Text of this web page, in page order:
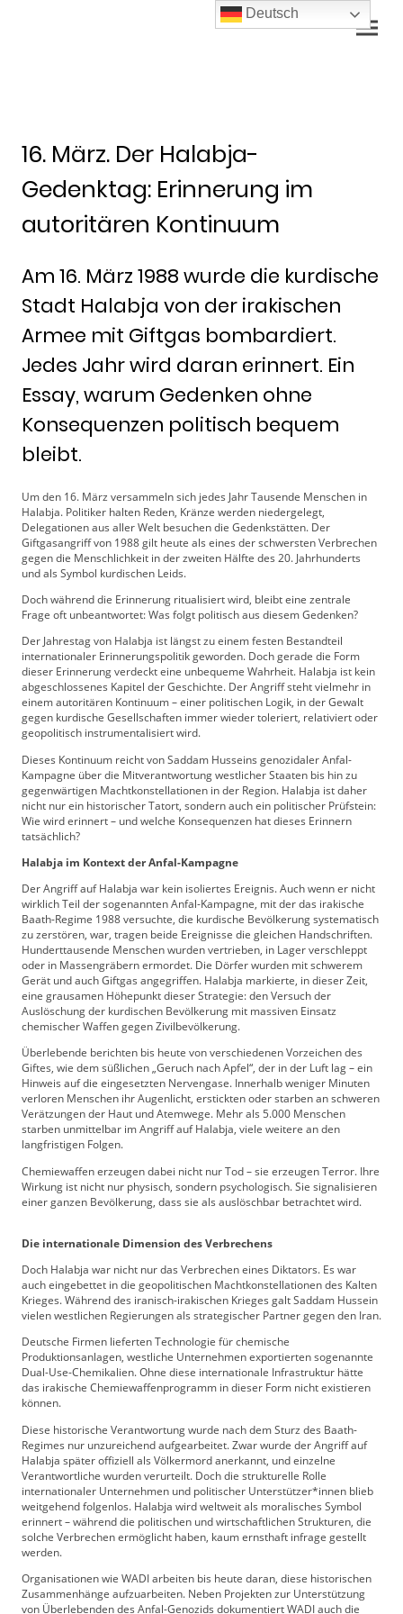
16. März. Der Halabja-
Gedenktag: Erinnerung im
autoritären Kontinuum
Am 16. März 1988 wurde die kurdische
Stadt Halabja von der irakischen
Armee mit Giftgas bombardiert.
Jedes Jahr wird daran erinnert. Ein
Essay, warum Gedenken ohne
Konsequenzen politisch bequem
bleibt.
Um den 16. März versammeln sich jedes Jahr Tausende Menschen in
Halabja. Politiker halten Reden, Kränze werden niedergelegt,
Delegationen aus aller Welt besuchen die Gedenkstätten. Der
Giftgasangriff von 1988 gilt heute als eines der schwersten Verbrechen
gegen die Menschlichkeit in der zweiten Hälfte des 20. Jahrhunderts
und als Symbol kurdischen Leids.
Doch während die Erinnerung ritualisiert wird, bleibt eine zentrale
Frage oft unbeantwortet: Was folgt politisch aus diesem Gedenken?
Der Jahrestag von Halabja ist längst zu einem festen Bestandteil
internationaler Erinnerungspolitik geworden. Doch gerade die Form
dieser Erinnerung verdeckt eine unbequeme Wahrheit. Halabja ist kein
abgeschlossenes Kapitel der Geschichte. Der Angriff steht vielmehr in
einem autoritären Kontinuum – einer politischen Logik, in der Gewalt
gegen kurdische Gesellschaften immer wieder toleriert, relativiert oder
geopolitisch instrumentalisiert wird.
Dieses Kontinuum reicht von Saddam Husseins genozidaler Anfal-
Kampagne über die Mitverantwortung westlicher Staaten bis hin zu
gegenwärtigen Machtkonstellationen in der Region. Halabja ist daher
nicht nur ein historischer Tatort, sondern auch ein politischer Prüfstein:
Wie wird erinnert – und welche Konsequenzen hat dieses Erinnern
tatsächlich?
Halabja im Kontext der Anfal-Kampagne
Der Angriff auf Halabja war kein isoliertes Ereignis. Auch wenn er nicht
wirklich Teil der sogenannten Anfal-Kampagne, mit der das irakische
Baath-Regime 1988 versuchte, die kurdische Bevölkerung systematisch
zu zerstören, war, tragen beide Ereignisse die gleichen Handschriften.
Hunderttausende Menschen wurden vertrieben, in Lager verschleppt
oder in Massengräbern ermordet. Die Dörfer wurden mit schwerem
Gerät und auch Giftgas angegriffen. Halabja markierte, in dieser Zeit,
eine grausamen Höhepunkt dieser Strategie: den Versuch der
Auslöschung der kurdischen Bevölkerung mit massiven Einsatz
chemischer Waffen gegen Zivilbevölkerung.
Überlebende berichten bis heute von verschiedenen Vorzeichen des
Giftes, wie dem süßlichen „Geruch nach Apfel“, der in der Luft lag – ein
Hinweis auf die eingesetzten Nervengase. Innerhalb weniger Minuten
verloren Menschen ihr Augenlicht, erstickten oder starben an schweren
Verätzungen der Haut und Atemwege. Mehr als 5.000 Menschen
starben unmittelbar im Angriff auf Halabja, viele weitere an den
langfristigen Folgen.
Chemiewaffen erzeugen dabei nicht nur Tod – sie erzeugen Terror. Ihre
Wirkung ist nicht nur physisch, sondern psychologisch. Sie signalisieren
einer ganzen Bevölkerung, dass sie als auslöschbar betrachtet wird.
Die internationale Dimension des Verbrechens
Doch Halabja war nicht nur das Verbrechen eines Diktators. Es war
auch eingebettet in die geopolitischen Machtkonstellationen des Kalten
Krieges. Während des iranisch-irakischen Krieges galt Saddam Hussein
vielen westlichen Regierungen als strategischer Partner gegen den Iran.
Deutsche Firmen lieferten Technologie für chemische
Produktionsanlagen, westliche Unternehmen exportierten sogenannte
Dual-Use-Chemikalien. Ohne diese internationale Infrastruktur hätte
das irakische Chemiewaffenprogramm in dieser Form nicht existieren
können.
Diese historische Verantwortung wurde nach dem Sturz des Baath-
Regimes nur unzureichend aufgearbeitet. Zwar wurde der Angriff auf
Halabja später offiziell als Völkermord anerkannt, und einzelne
Verantwortliche wurden verurteilt. Doch die strukturelle Rolle
internationaler Unternehmen und politischer Unterstützer*innen blieb
weitgehend folgenlos. Halabja wird weltweit als moralisches Symbol
erinnert – während die politischen und wirtschaftlichen Strukturen, die
solche Verbrechen ermöglicht haben, kaum ernsthaft infrage gestellt
werden.
Organisationen wie WADI arbeiten bis heute daran, diese historischen
Zusammenhänge aufzuarbeiten. Neben Projekten zur Unterstützung
von Überlebenden des Anfal-Genozids dokumentiert WADI auch die
Deutsch